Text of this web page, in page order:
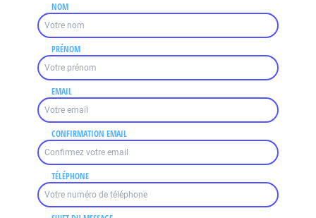
NOM
PRÉNOM
EMAIL
CONFIRMATION EMAIL
TÉLÉPHONE